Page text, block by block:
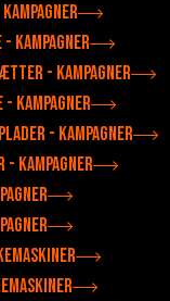
Kampagner
- Kampagner
- Kampagner
- Kampagner
- Kampagner